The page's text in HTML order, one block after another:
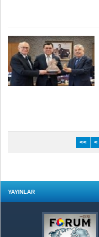
<< <
YAYINLAR